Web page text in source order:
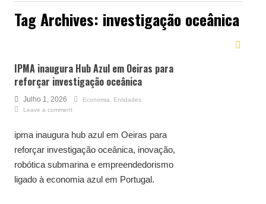
Tag Archives: investigação oceânica
IPMA inaugura Hub Azul em Oeiras para
reforçar investigação oceânica
Julho 1, 2026 Economia
Entidades
Leave a comment
ipma inaugura hub azul em Oeiras para
reforçar investigação oceânica, inovação,
robótica submarina e empreendedorismo
ligado à economia azul em Portugal.